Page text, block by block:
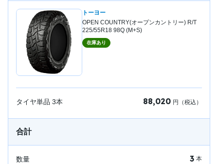
トーヨー
OPEN COUNTRY(オープンカントリー) R/T
225/55R18 98Q (M+S)
在庫あり
タイヤ単品 3本 88,020 円（税込）
合計
数量 3 本